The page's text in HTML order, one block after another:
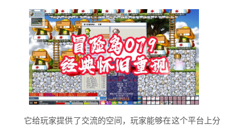
它给玩家提供了交流的空间，玩家能够在这个平台上分